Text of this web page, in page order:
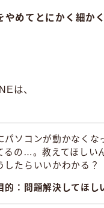
やめてとにかく細か
は、
パソコンが動かなくな
るの…。教えてほしい
したらいいかわかる？
的：問題解決してほし